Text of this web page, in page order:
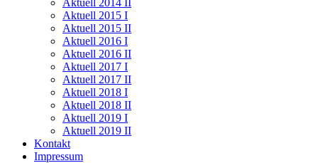
Aktuell 2014 II
Aktuell 2015 I
Aktuell 2015 II
Aktuell 2016 I
Aktuell 2016 II
Aktuell 2017 I
Aktuell 2017 II
Aktuell 2018 I
Aktuell 2018 II
Aktuell 2019 I
Aktuell 2019 II
Kontakt
Impressum